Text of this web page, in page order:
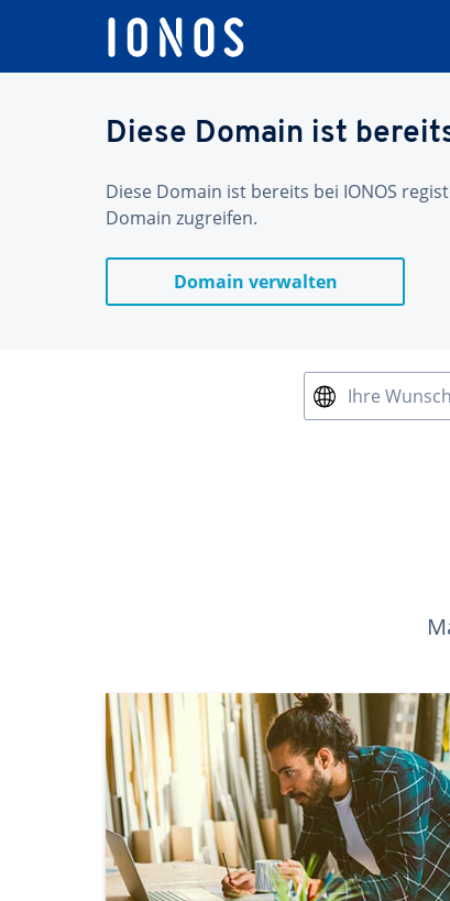
Diese Domain ist
Diese Domain ist bereits bei IONOS
Domain zugreifen.
Domain verwalten
Ihre